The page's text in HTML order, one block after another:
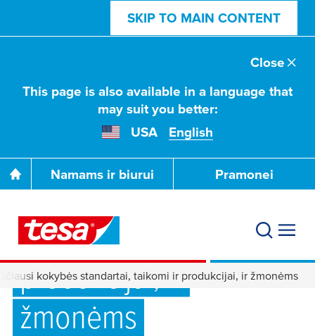
SKIP TO MAIN CONTENT
This page is also available in a language that
may suit you better:
USA
English
Close
Namams ir biurui Pramonei
kokybės standartai, taikomi ir produkcijai, ir žmonėms
Aukščiausi kokybės
standartai, taikomi ir
produkcijai, ir
žmonėms